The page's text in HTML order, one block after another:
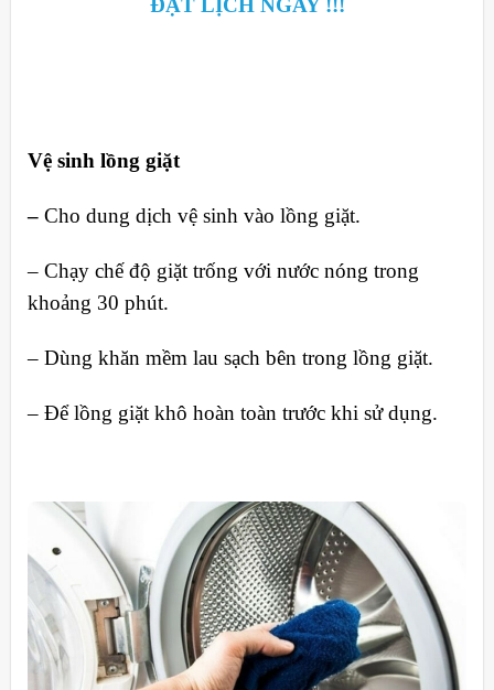
ĐẶT LỊCH NGAY !!!
Vệ sinh lồng giặt
– Cho dung dịch vệ sinh vào lồng giặt.
– Chạy chế độ giặt trống với nước nóng trong
khoảng 30 phút.
– Dùng khăn mềm lau sạch bên trong lồng giặt.
– Để lồng giặt khô hoàn toàn trước khi sử dụng.